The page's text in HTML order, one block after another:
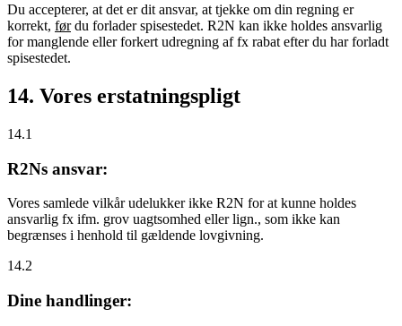
Du accepterer, at det er dit ansvar, at tjekke om din regning er
korrekt, førdu forlader spisestedet. R2N kan ikke holdes ansvarlig
for manglende eller forkert udregning af fx rabat efter du har forladt
spisestedet.
14. Vores erstatningspligt
14.1
R2Ns ansvar:
Vores samlede vilkår udelukker ikke R2N for at kunne holdes
ansvarlig fx ifm. grov uagtsomhed eller lign., som ikke kan
begrænses i henhold til gældende lovgivning.
14.2
Dine handlinger: